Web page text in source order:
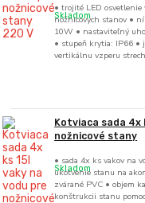
• trojité LED
nožnicových stanov •
10W • nastaviteľný
• stupeň krytia: IP66 •
vertikálnu vzperu
Skladom
Kotviaca sada 4x
nožnicové stany
• sada 4x ks vakov na
ukotvenie stanu na
zvárané PVC • objem
konštrukcii stanu
Skladom